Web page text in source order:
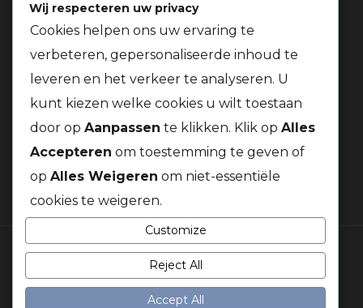
03.08.2026
Richtlijnen voor deelname gratis
prijzen St.Soupplets 08.08.2026
t.v.v. Kom Op Tegen Kanker + Gratis
BBQ voor alle leden van onze
03.08.2026
© 2026 Duivenbond Kanaalduif. Alle rechten voorbehouden
LINKS & DOCUMENTEN
Wij respecteren uw privacy
Cookies helpen ons uw ervaring te
verbeteren, gepersonaliseerde inhoud te
leveren en het verkeer te analyseren. U
kunt kiezen welke cookies u wilt toestaan
door op Aanpassen te klikken. Klik op Alles
Accepteren om toestemming te geven of
op Alles Weigeren om niet-essentiële
cookies te weigeren.
Customize
Reject All
Accept All